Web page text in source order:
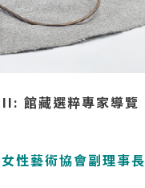
館藏選粹專家導覽
性藝術協會副理事長